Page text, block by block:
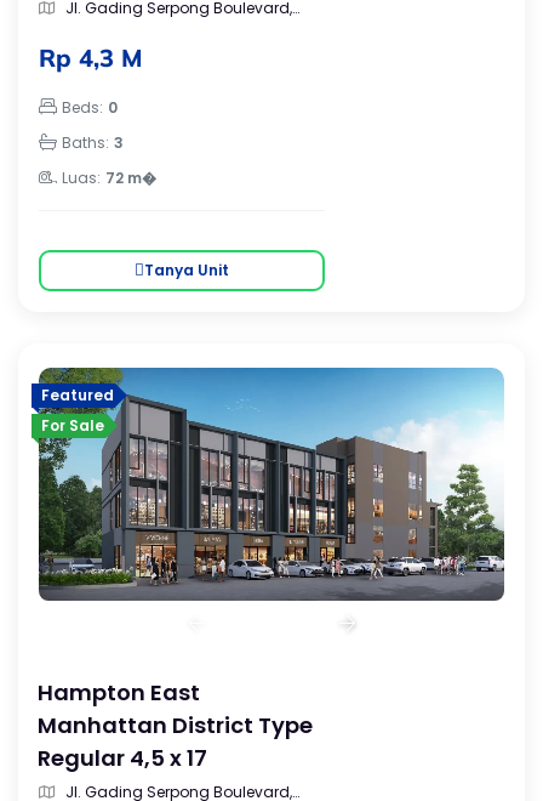
Rp 4,3 M
Beds: 0
Baths: 3
Luas: 72 m�
Tanya Unit
Featured
For Sale
Hampton East
Manhattan District Type
Regular 4,5 x 17